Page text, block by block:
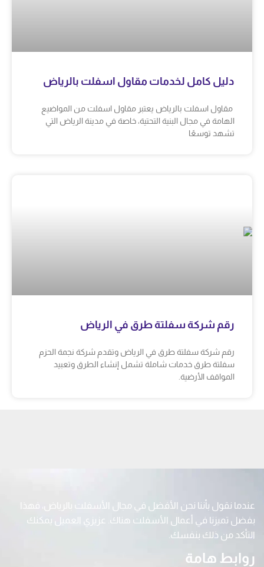
دليل كامل لخدمات مقاول اسفلت بالرياض
مقاول اسفلت بالرياض يعتبر مقاول اسفلت من المواضيع
الهامة في مجال البنية التحتية، خاصة في مدينة الرياض التي
تشهد توسعًا
رقم شركة سفلتة طرق في الرياض
رقم شركة سفلتة طرق في الرياض وتقدم شركة نجمة الحزم
سفلتة طرق خدمات شاملة تشمل إنشاء الطرق وتعبيد
المواقف الأرضية.
عندما نقول بأننا نحن الأفضل في مجال الأسفلت بالرياض، فهذا
بفضل تميزنا في أعمال الأسفلت هناك. عزيزي العميل يمكنك
التأكد من ذلك بنفسك.
روابط هامة